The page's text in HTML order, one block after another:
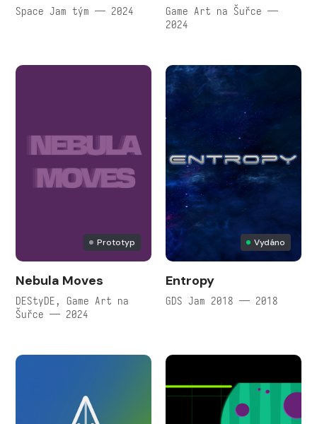
Space Jam tým — 2024
Game Art na Šuřce —
2024
Prototyp
Nebula Moves
DEStyDE, Game Art na
Šuřce — 2024
Vydáno
Entropy
GDS Jam 2018 — 2018